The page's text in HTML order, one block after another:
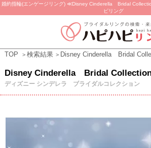
婚約指輪(エンゲージリング) ≪Disney Cinderella Bridal
ピリング
TOP 検索結果 Disney Cinderella Bridal
Disney Cinderella Bridal
ディズニー シンデレラ ブライダルコレクション